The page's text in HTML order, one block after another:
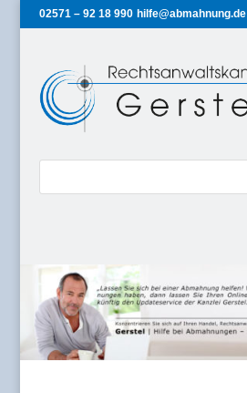
02571 – 92 18 990 hilfe@abmahnung.de